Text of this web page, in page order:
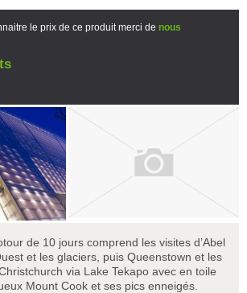
le prix de ce produit merci de nous
de 10 jours comprend les visites d’Abel
et les glaciers, puis Queenstown et les
via Lake Tekapo avec en toile
Mount Cook et ses pics enneigés.